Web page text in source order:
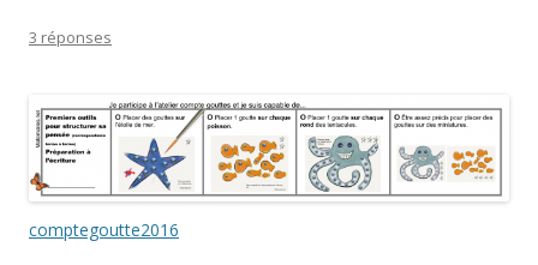
3 réponses
comptegoutte2016